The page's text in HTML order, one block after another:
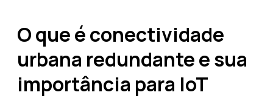
O que é conectividade
urbana redundante e sua
importância para IoT